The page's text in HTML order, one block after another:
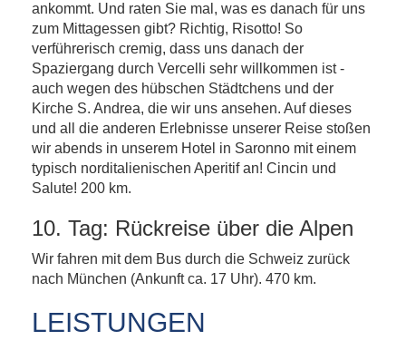
ankommt. Und raten Sie mal, was es danach für uns
zum Mittagessen gibt? Richtig, Risotto! So
verführerisch cremig, dass uns danach der
Spaziergang durch Vercelli sehr willkommen ist -
auch wegen des hübschen Städtchens und der
Kirche S. Andrea, die wir uns ansehen. Auf dieses
und all die anderen Erlebnisse unserer Reise stoßen
wir abends in unserem Hotel in Saronno mit einem
typisch norditalienischen Aperitif an! Cincin und
Salute! 200 km.
10. Tag: Rückreise über die Alpen
Wir fahren mit dem Bus durch die Schweiz zurück
nach München (Ankunft ca. 17 Uhr). 470 km.
LEISTUNGEN